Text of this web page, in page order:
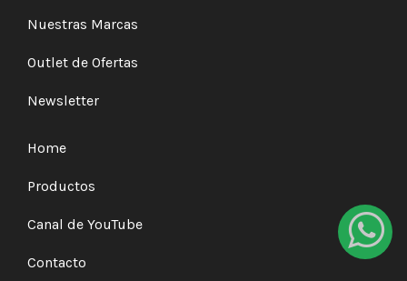
Nuestras Marcas
Outlet de Ofertas
Newsletter
Home
Productos
Canal de YouTube
Contacto